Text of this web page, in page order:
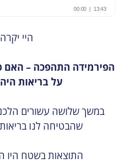
היי
הפירמידה התהפכה – האם
על בריאות
במשך שלושה עשורים
שהבטיחה לנו
התוצאות בשטח היו